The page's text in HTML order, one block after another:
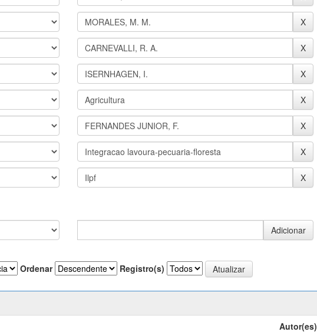
Ordenar Registro(s)
Autor(es)